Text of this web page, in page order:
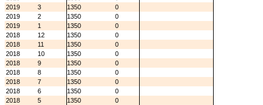
2019
3 1350
0
2019
2 1350
0
2019
1 1350
0
2018
12 1350
0
2018
11 1350
0
2018
10 1350
0
2018
9 1350
0
2018
8 1350
0
2018
7 1350
0
2018
6 1350
0
2018
5 1350
0